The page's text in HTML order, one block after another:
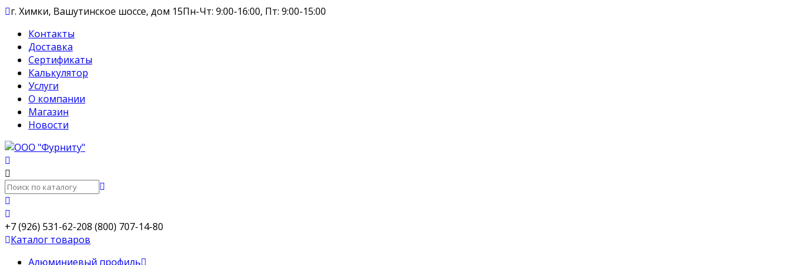
г. Химки, Вашутинское шоссе, дом 15Пн-Чт: 9:00-16:00, Пт: 9:00-15:00
Контакты
Доставка
Сертификаты
Калькулятор
Услуги
О компании
Магазин
Новости
+7 (926) 531-62-208 (800) 707-14-80
Каталог товаров
Алюминиевый профиль